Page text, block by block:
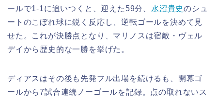
ールで1-1に追いつくと、迎えた59分、 水沼貴史のシュ
ートのこぼれ球に鋭く反応し、逆転ゴールを決めて見
せた。これが決勝点となり、マリノスは宿敵・ヴェル
デイから歴史的な一勝を挙げた。
ディアスはその後も先発フル出場を続けるも、開幕ゴ
ールから7試合連続ノーゴールを記録。点の取れないス